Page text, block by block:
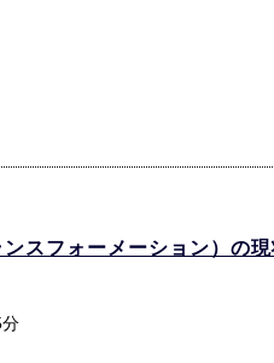
スフォーメーション）の